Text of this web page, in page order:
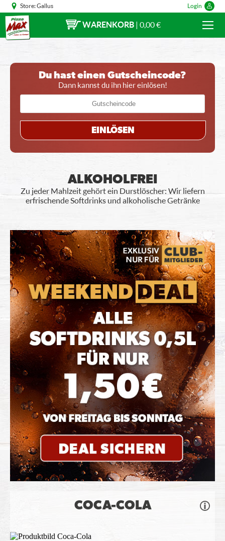
Store:Gallus Login
WARENKORB | 0,00 €
Du hast einen Gutscheincode?
Dann kannst du ihn hier einlösen!
EINLÖSEN
ALKOHOLFREI
Zu jeder Mahlzeit gehört ein Durstlöscher: Wir liefern
erfrischende Softdrinks und alkoholische Getränke
COCA-COLA